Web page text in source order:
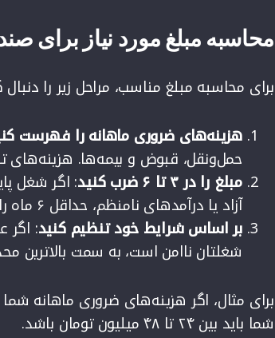
محاسبه مبلغ مورد نیاز برای
برای محاسبه مبلغ مناسب، مراحل زیر را دنبال
هزینه‌های ضروری ماهانه را فهرست
حمل‌ونقل، قبوض و بیمه‌ها. هزینه‌های
مبلغ را در ۳ تا ۶ ضرب کنید
آزاد یا درآمدهای نامنظم، حداقل ۶ ماه را هدف بگیرید.
بر اساس شرایط خود تنظیم کنید: اگر
شغلتان ناامن است، به سمت بالاترین
شما باید بین ۲۴ تا ۴۸ میلیون تومان باشد.